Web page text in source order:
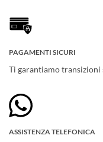
PAGAMENTI SICURI
Ti garantiamo transizioni
ASSISTENZA TELEFONICA